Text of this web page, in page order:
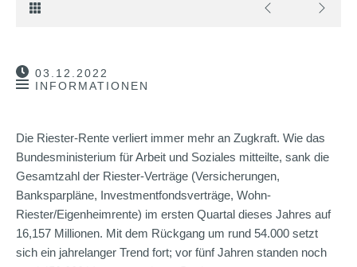
03.12.2022
INFORMATIONEN
Die Riester-Rente verliert immer mehr an Zugkraft. Wie das
Bundesministerium für Arbeit und Soziales mitteilte, sank die
Gesamtzahl der Riester-Verträge (Versicherungen,
Banksparpläne, Investmentfondsverträge, Wohn-
Riester/Eigenheimrente) im ersten Quartal dieses Jahres auf
16,157 Millionen. Mit dem Rückgang um rund 54.000 setzt
sich ein jahrelanger Trend fort; vor fünf Jahren standen noch